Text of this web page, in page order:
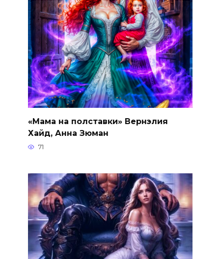
«Мама на полставки» Вернэлия
Хайд, Анна Зюман
71